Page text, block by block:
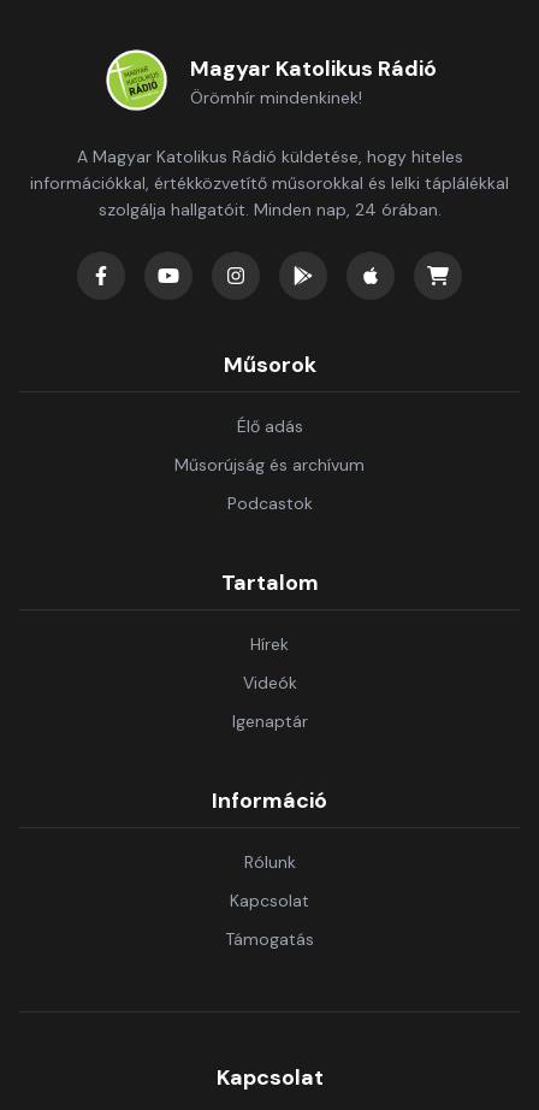
Magyar Katolikus Rádió
Örömhír mindenkinek!
A Magyar Katolikus Rádió küldetése, hogy hiteles
információkkal, értékközvetítő műsorokkal és lelki táplálékkal
szolgálja hallgatóit. Minden nap, 24 órában.
Műsorok
Élő adás
Műsorújság és archívum
Podcastok
Tartalom
Hírek
Videók
Igenaptár
Információ
Rólunk
Kapcsolat
Támogatás
Kapcsolat